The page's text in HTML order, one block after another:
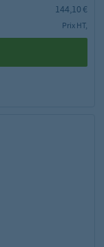
144,10 €
Prix HT,